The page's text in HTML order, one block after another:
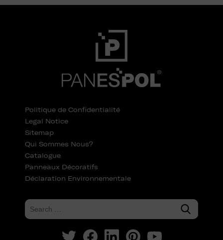
Politique de Confidentialité
Legal Notice
Sitemap
Qui Sommes Nous?
Catalogue
Panneaux Décoratifs
Déclaration Environnementale